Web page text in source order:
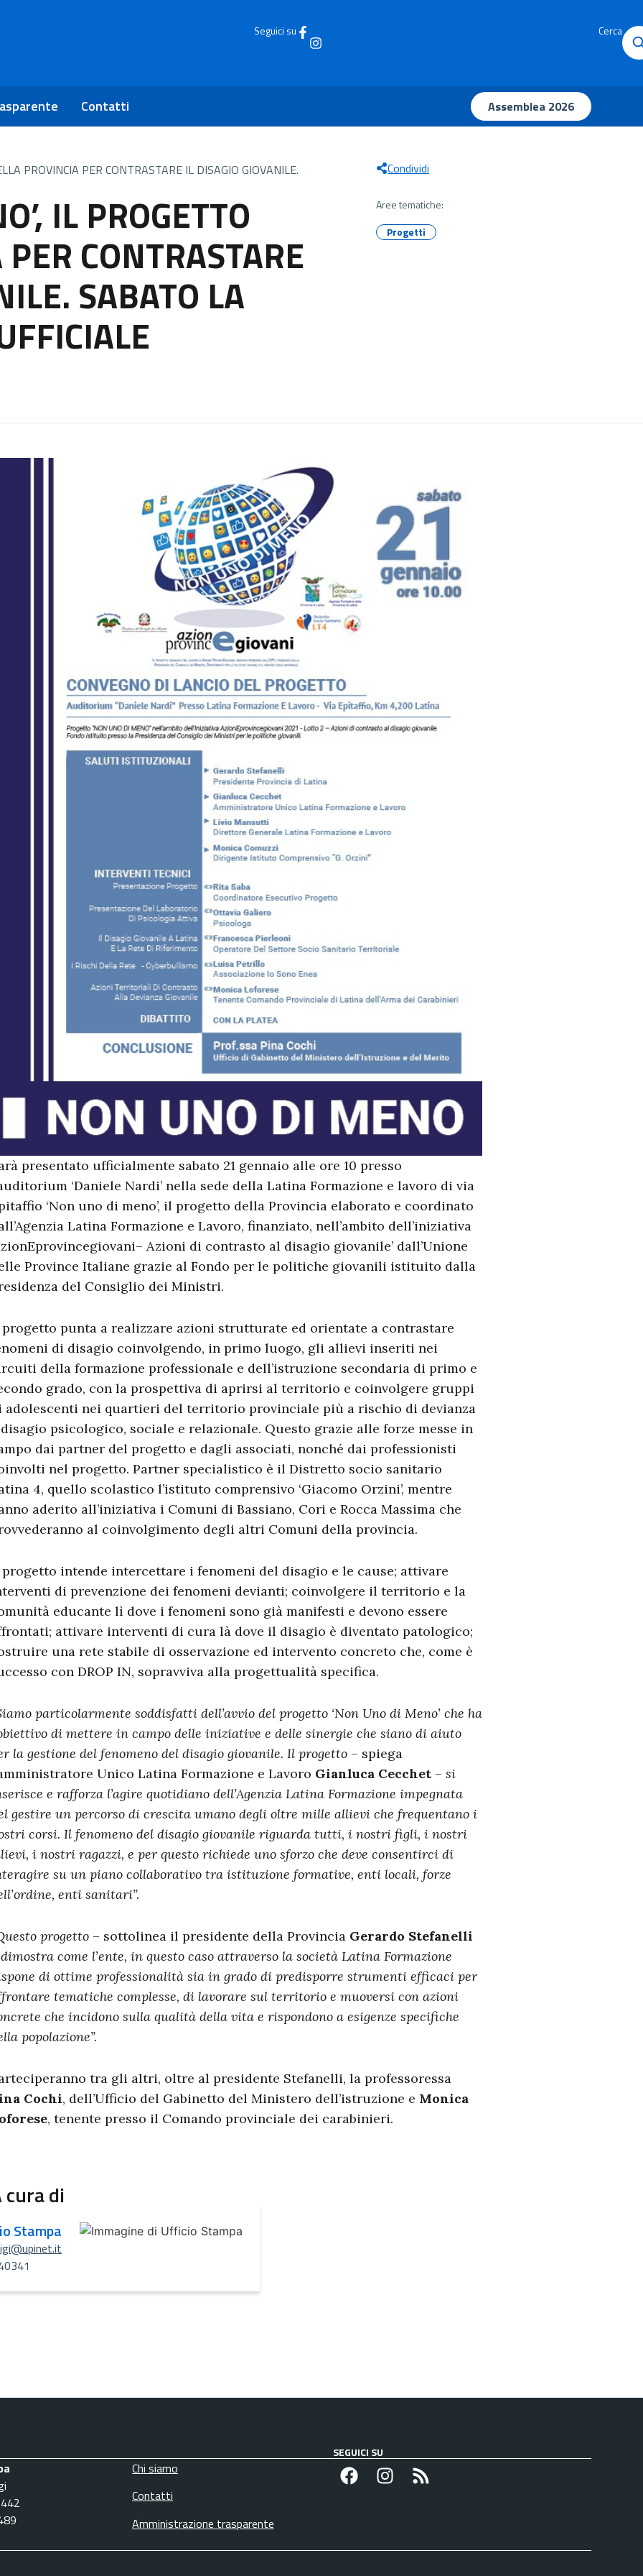
Seguici su Cerca
Contatti Assemblea 2026
PROVINCIA PER CONTRASTARE IL DISAGIO GIOVANILE.
IL PROGETTO
CONTRASTARE
SABATO LA
Condividi
Aree tematiche:
Progetti
presentato ufficialmente sabato 21 gennaio alle ore 10 presso
‘Daniele Nardi’ nella sede della Latina Formazione e lavoro di via
‘Non uno di meno’, il progetto della Provincia elaborato e coordinato
Latina Formazione e Lavoro, finanziato, nell’ambito dell’iniziativa
Azioni di contrasto al disagio giovanile’ dall’Unione
Province Italiane grazie al Fondo per le politiche giovanili istituito dalla
del Consiglio dei Ministri.
punta a realizzare azioni strutturate ed orientate a contrastare
di disagio coinvolgendo, in primo luogo, gli allievi inseriti nei
della formazione professionale e dell’istruzione secondaria di primo e
grado, con la prospettiva di aprirsi al territorio e coinvolgere gruppi
adolescenti nei quartieri del territorio provinciale più a rischio di devianza
psicologico, sociale e relazionale. Questo grazie alle forze messe in
dai partner del progetto e dagli associati, nonché dai professionisti
nel progetto. Partner specialistico è il Distretto socio sanitario
4, quello scolastico l’istituto comprensivo ‘Giacomo Orzini’, mentre
aderito all’iniziativa i Comuni di Bassiano, Cori e Rocca Massima che
al coinvolgimento degli altri Comuni della provincia.
intende intercettare i fenomeni del disagio e le cause; attivare
di prevenzione dei fenomeni devianti; coinvolgere il territorio e la
educante lì dove i fenomeni sono già manifesti e devono essere
attivare interventi di cura là dove il disagio è diventato patologico;
una rete stabile di osservazione ed intervento concreto che, come è
con DROP IN, sopravviva alla progettualità specifica.
particolarmente soddisfatti dell’avvio del progetto ‘Non Uno di Meno’ che ha
di mettere in campo delle iniziative e delle sinergie che siano di aiuto
la gestione del fenomeno del disagio giovanile. Il progetto – spiega
Unico Latina Formazione e Lavoro Gianluca Cecchet – si
e rafforza l’agire quotidiano dell’Agenzia Latina Formazione impegnata
gestire un percorso di crescita umano degli oltre mille allievi che frequentano i
corsi. Il fenomeno del disagio giovanile riguarda tutti, i nostri figli, i nostri
i nostri ragazzi, e per questo richiede uno sforzo che deve consentirci di
su un piano collaborativo tra istituzione formative, enti locali, forze
enti sanitari”.
progetto – sottolinea il presidente della Provincia Gerardo Stefanelli
dimostra come l’ente, in questo caso attraverso la società Latina Formazione
di ottime professionalità sia in grado di predisporre strumenti efficaci per
tematiche complesse, di lavorare sul territorio e muoversi con azioni
che incidono sulla qualità della vita e rispondono a esigenze specifiche
popolazione”.
tra gli altri, oltre al presidente Stefanelli, la professoressa
Cochi, dell’Ufficio del Gabinetto del Ministero dell’istruzione e Monica
, tenente presso il Comando provinciale dei carabinieri.
cura di
Stampa
Chi siamo
Contatti
Amministrazione trasparente
SEGUICI SU